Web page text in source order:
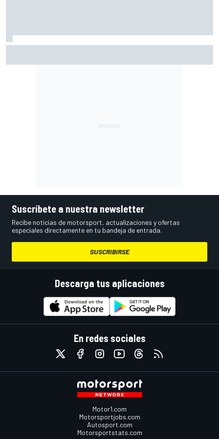
Suscríbete a nuestra newsletter
Recibe noticias de motorsport, actualizaciones y ofertas
especiales directamente en tu bandeja de entrada.
SUSCRIBIRSE
Descarga tus aplicaciones
En redes sociales
Motor1.com
Motorsportjobs.com
Autosport.com
Motorsportstats.com